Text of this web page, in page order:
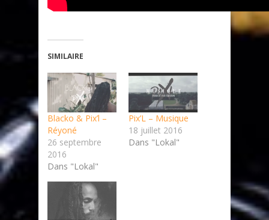
SIMILAIRE
Blacko & Pix’l –
Réyoné
26 septembre
2016
Dans "Lokal"
Pix’L – Musique
18 juillet 2016
Dans "Lokal"